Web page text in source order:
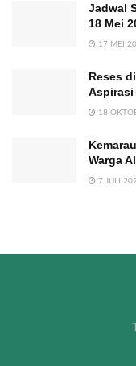
Jadwal
18 Mei
17 MEI
Reses
Aspirasi
18
Warga
7 JULI